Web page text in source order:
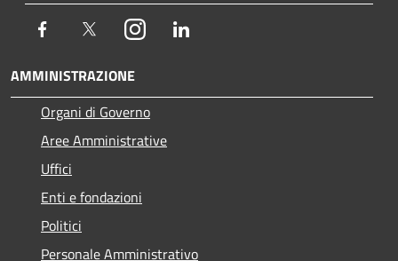
Facebook TwitterInstagram
AMMINISTRAZIONE
Organi di Governo
Aree Amministrative
Uffici
Enti e fondazioni
Politici
Personale Amministrativo